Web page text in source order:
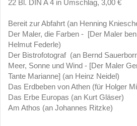
22 Bl. DIN A 4 in Umschlag, 3,00 €
Bereit zur Abfahrt (an Henning
Der Maler, die Farben - [Der Maler
Helmut Federle)
Der Bistrofotograf (an Bernd
Meer, Sonne und Wind - [Der Maler
Tante Marianne] (an Heinz Neidel)
Das Erdbeben von Athen (für Holger
Das Erbe Europas (an Kurt Gläser)
Am Athos (an Johannes Ritzke)